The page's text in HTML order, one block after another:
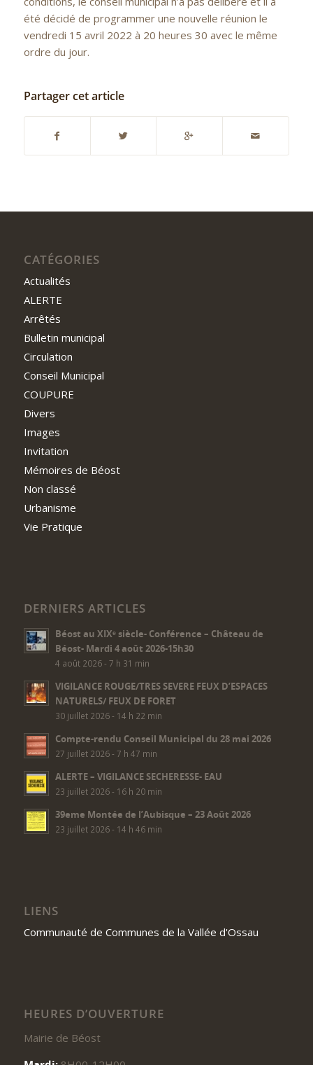
été décidé de programmer une nouvelle réunion le
vendredi 15 avril 2022 à 20 heures 30 avec le même
ordre du jour.
Partager cet article
CATÉGORIES
Actualités
ALERTE
Arrêtés
Bulletin municipal
Circulation
Conseil Municipal
COUPURE
Divers
Images
Invitation
Mémoires de Béost
Non classé
Urbanisme
Vie Pratique
DERNIERS ARTICLES
Béost au XIXᵉ siècle- Conférence – Château de
Béost- Mardi 4 août 2026-15h30
4 août 2026 - 7 h 31 min
VIGILANCE ROUGE/TRES SEVERE FEUX D’ESPACES
NATURELS/ FEUX DE FORET
30 juillet 2026 - 14 h 22 min
Compte-rendu Conseil Municipal du 28 mai 2026
27 juillet 2026 - 7 h 47 min
ALERTE – VIGILANCE SECHERESSE- EAU
23 juillet 2026 - 16 h 20 min
39eme Montée de l’Aubisque – 23 Août 2026
23 juillet 2026 - 14 h 46 min
LIENS
Communauté de Communes de la Vallée d'Ossau
HEURES D’OUVERTURE
Mairie de Béost